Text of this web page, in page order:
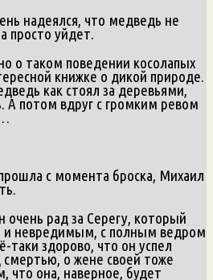
надеялся, что медведь не
просто уйдет.
о таком поведении косолапых
книжке о дикой природе.
как стоял за деревьями,
А потом вдруг с громким ревом
с момента броска, Михаил
рад за Серегу, который
невредимым, с полным ведром
таки здорово, что он успел
смертью, о жене своей тоже
что она, наверное, будет